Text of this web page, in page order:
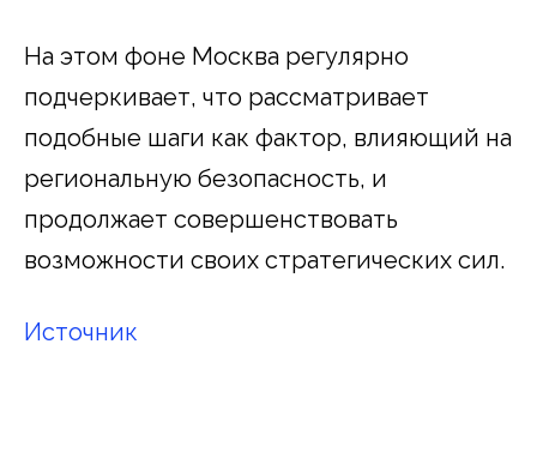
На этом фоне Москва регулярно
подчеркивает, что рассматривает
подобные шаги как фактор, влияющий на
региональную безопасность, и
продолжает совершенствовать
возможности своих стратегических сил.
Источник